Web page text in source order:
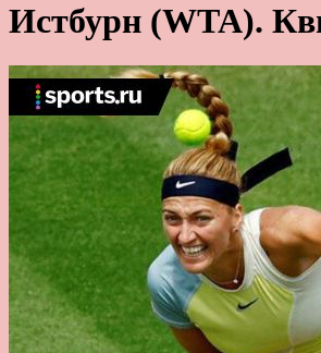
Истбурн (WTA).